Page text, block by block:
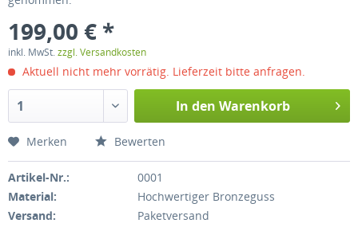
199,00 € *
inkl. MwSt.zzgl. Versandkosten
Aktuell nicht mehr vorrätig. Lieferzeit bitte anfragen.
In den Warenkorb
Merken Bewerten
Artikel-Nr.:
0001
Material:
Hochwertiger Bronzeguss
Versand:
Paketversand